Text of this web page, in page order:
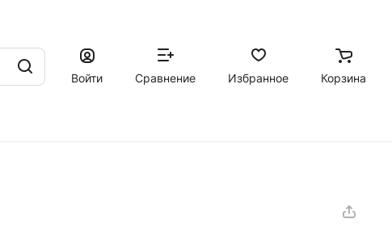
Войти
Сравнение Избранное Корзина